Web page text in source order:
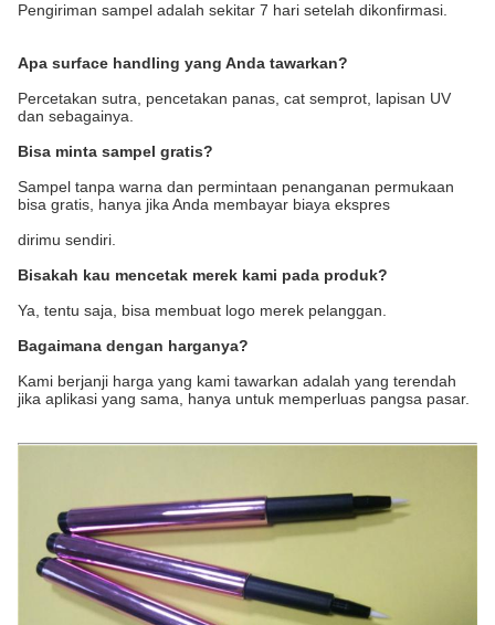
Pengiriman sampel adalah sekitar 7 hari setelah dikonfirmasi.
Apa surface handling yang Anda tawarkan?
Percetakan sutra, pencetakan panas, cat semprot, lapisan UV
dan sebagainya.
Bisa minta sampel gratis?
Sampel tanpa warna dan permintaan penanganan permukaan
bisa gratis, hanya jika Anda membayar biaya ekspres
dirimu sendiri.
Bisakah kau mencetak merek kami pada produk?
Ya, tentu saja, bisa membuat logo merek pelanggan.
Bagaimana dengan harganya?
Kami berjanji harga yang kami tawarkan adalah yang terendah
jika aplikasi yang sama, hanya untuk memperluas pangsa pasar.